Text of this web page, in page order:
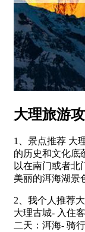
大理旅游
1、景点推荐 大
的历史和文化底
以在南门或者北
美丽的洱海湖景
2、我个人推荐
大理古城- 入住
二天：洱海- 骑